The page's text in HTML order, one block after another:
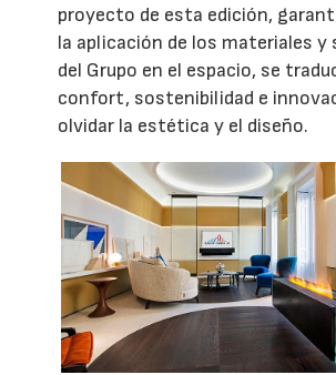
proyecto de esta edición,
la aplicación de los materiales y
del Grupo en el espacio, se
confort, sostenibilidad e
olvidar la estética y el diseño.